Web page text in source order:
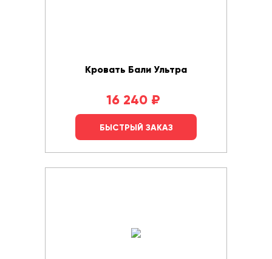
Кровать Бали Ультра
16 240 ₽
БЫСТРЫЙ ЗАКАЗ